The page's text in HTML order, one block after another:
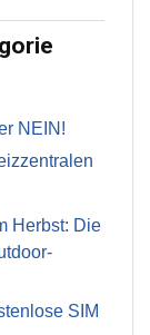
NEIN!
Herbst: Die
SIM